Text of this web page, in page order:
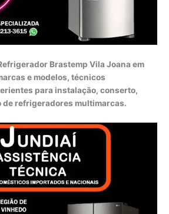
Brastemp Vila Joana em
e modelos, técnicos
para instalação, conserto,
de refrigeradores multimarcas.